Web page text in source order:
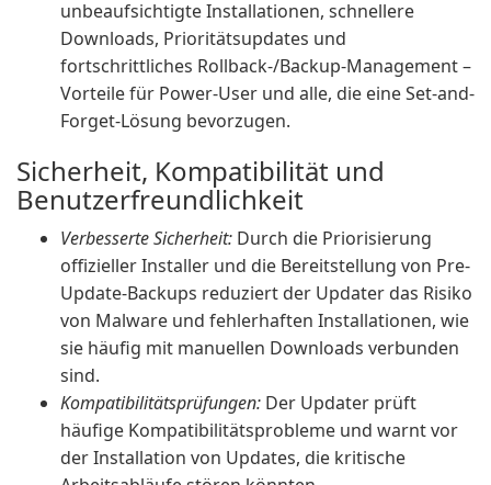
unbeaufsichtigte Installationen, schnellere
Downloads, Prioritätsupdates und
fortschrittliches Rollback-/Backup-Management –
Vorteile für Power-User und alle, die eine Set-and-
Forget-Lösung bevorzugen.
Sicherheit, Kompatibilität und
Benutzerfreundlichkeit
Verbesserte Sicherheit: Durch die Priorisierung
offizieller Installer und die Bereitstellung von Pre-
Update-Backups reduziert der Updater das Risiko
von Malware und fehlerhaften Installationen, wie
sie häufig mit manuellen Downloads verbunden
sind.
Kompatibilitätsprüfungen: Der Updater prüft
häufige Kompatibilitätsprobleme und warnt vor
der Installation von Updates, die kritische